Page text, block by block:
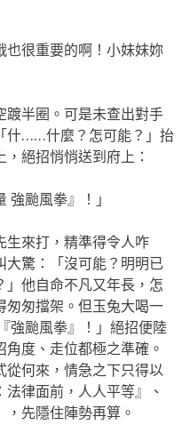
也很重要的啊！小妹妹妳
踱半圈。可是未查出對手
什……什麼？怎可能？」抬
絕招悄悄送到府上：
強颱風拳』！」
生來打，精準得令人咋
大驚：「沒可能？明明已
」他自命不凡又年長，怎
匆匆擋架。但玉兔大喝一
強颱風拳』！」絕招便陸
度、走位都極之準確。
從何來，情急之下只得以
律面前，人人平等』、
，先隱住陣勢再算。